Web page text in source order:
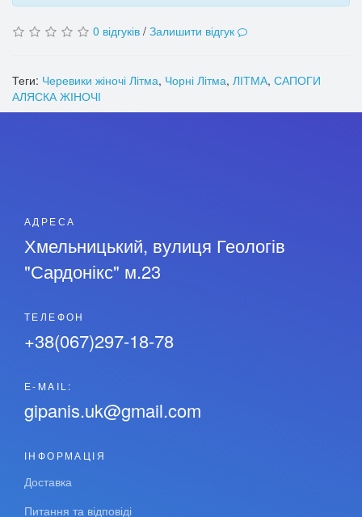
0 відгуків / Залишити відгук
Теги: Черевики жіночі Літма, Чорні Літма, ЛІТМА, САПОГИ
АЛЯСКА ЖІНОЧІ
АДРЕСА
Хмельницький, вулиця Геологів
"Сардонікс" м.23
ТЕЛЕФОН
+38(067)297-18-78
Е-MAIL:
gipanis.uk@gmail.com
ІНФОРМАЦІЯ
Доставка
Питання та відповіді